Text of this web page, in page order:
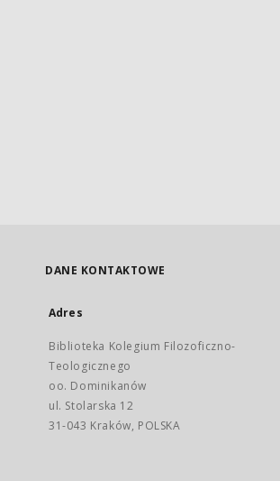
DANE KONTAKTOWE
Adres
Biblioteka Kolegium Filozoficzno-
Teologicznego
oo. Dominikanów
ul. Stolarska 12
31-043 Kraków, POLSKA